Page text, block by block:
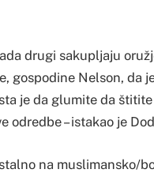
drugi sakupljaju
gospodine Nelson, da
je da glumite da
odredbe – istakao je
na muslimansko/